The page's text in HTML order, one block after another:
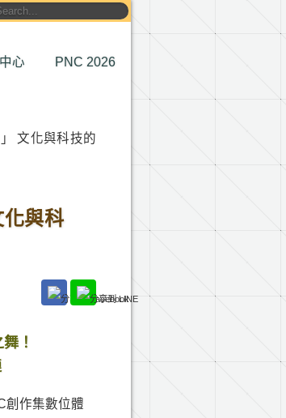
心 PNC 2026
文化與科技的
化與科
！
創作集數位體